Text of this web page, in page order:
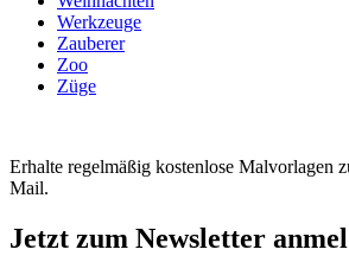
Werkzeuge
Zauberer
Zoo
Züge
Erhalte regelmäßig kostenlose Malvorlagen
Mail.
Jetzt zum Newsletter